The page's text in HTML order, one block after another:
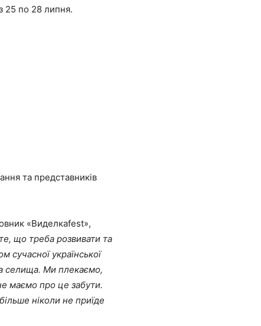
25 по 28 липня.
та представників
«Виделкаfest»,
що треба розвивати та
сучасної української
селища. Ми плекаємо,
маємо про це забути.
ніколи не приїде